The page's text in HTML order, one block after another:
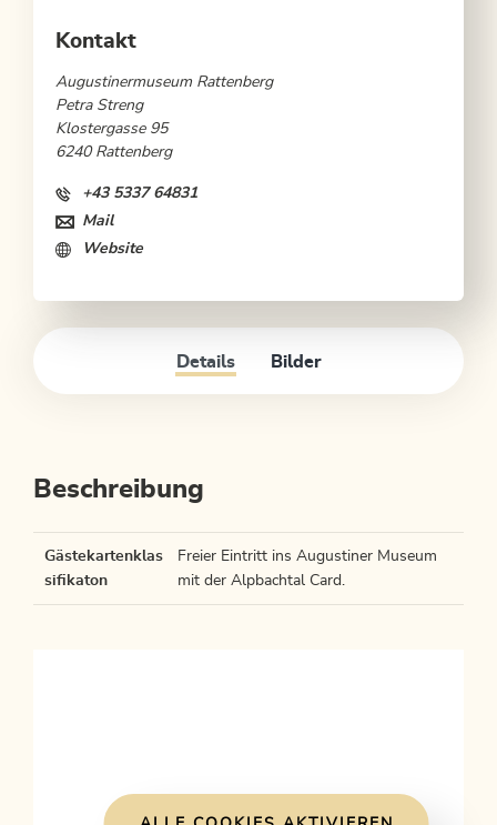
Details Bilder
Beschreibung
Gästekartenklas
sifikaton
Freier Eintritt ins Augustiner Museum
mit der Alpbachtal Card.
Kontakt
Augustinermuseum Rattenberg
Petra Streng
Klostergasse 95
6240 Rattenberg
+43 5337 64831
Mail
Website